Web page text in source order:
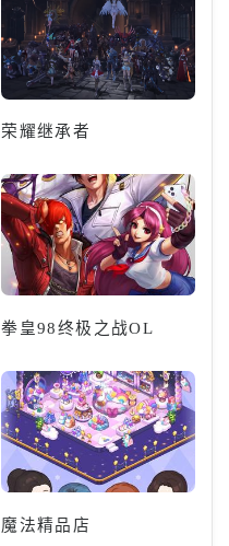
荣耀继承者
拳皇98终极之战OL
魔法精品店